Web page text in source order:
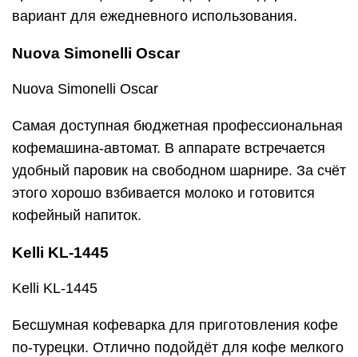
вариант для ежедневного использования.
Nuova Simonelli Oscar
Nuova Simonelli Oscar
Самая доступная бюджетная профессиональная
кофемашина-автомат. В аппарате встречается
удобный паровик на свободном шарнире. За счёт
этого хорошо взбивается молоко и готовится
кофейный напиток.
Kelli KL-1445
Kelli KL-1445
Бесшумная кофеварка для приготовления кофе
по-турецки. Отлично подойдёт для кофе мелкого